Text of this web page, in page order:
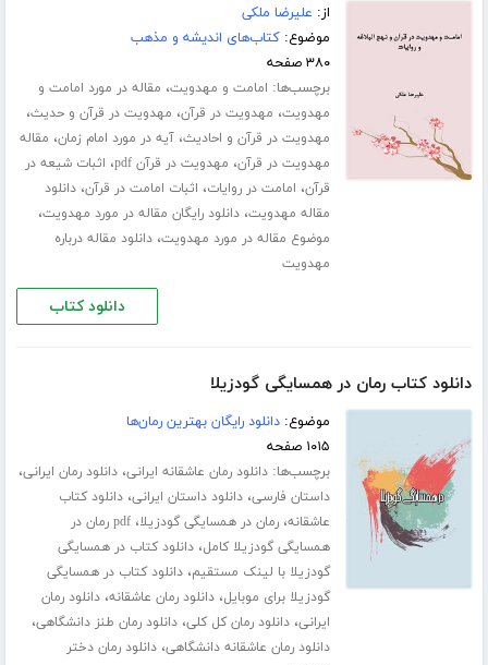
از: علیرضا ملکی
موضوع:کتاب‌های اندیشه و مذهب
۳۸۰ صفحه
برچسب‌ها: امامت و مهدویت، مقاله در مورد امامت و
مهدویت، مهدویت در قرآن، مهدویت در قرآن و حدیث،
مهدویت در قرآن و احادیث،آیه در مورد امام زمان، مقاله
مهدویت در قرآن، مهدویت در قرآن pdf ، اثبات شیعه در
قرآن، امامت در روایات، اثبات امامت در قرآن،دانلود
مقاله مهدویت،دانلود رایگان مقاله در مورد مهدویت،
موضوع مقاله در مورد مهدویت،دانلود مقاله درباره
مهدویت
دانلود کتاب
دانلود کتاب رمان در همسایگی گودزیلا
موضوع:دانلود رایگان بهترین رمان‌ها
۱۰۱۵ صفحه
برچسب‌ها:دانلود رمان عاشقانه ایرانی،دانلود رمان ایرانی،
داستان فارسی،دانلود داستان ایرانی،دانلود کتاب
عاشقانه،رمان در همسایگی گودزیلا،
pdf رمان در
همسایگی گودزیلا کامل،دانلود کتاب در همسایگی
گودزیلا با لینک مستقیم،دانلود کتاب در همسایگی
گودزیلا برای موبایل،دانلود رمان عاشقانه،دانلود رمان
ایرانی،دانلود رمان کل کلی،دانلود رمان طنز دانشگاهی،
دانلود رمان عاشقانه دانشگاهی،دانلود رمان دختر